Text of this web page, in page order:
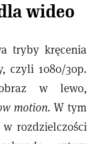
wideo
tryby kręcenia
czyli 1080/30p.
w lewo,
motion. W tym
rozdzielczości